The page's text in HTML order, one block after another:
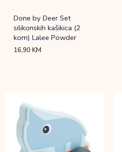
Done by Deer Set
silikonskih kašikica (2
kom) Lalee Powder
16,90KM